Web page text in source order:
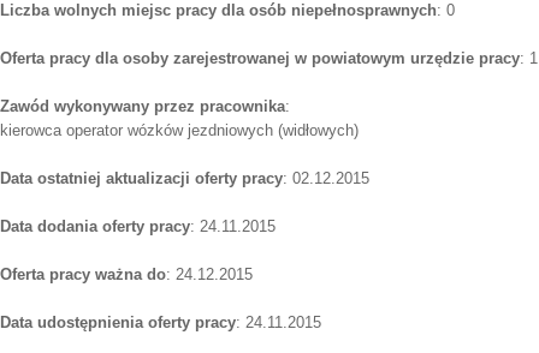
Liczba wolnych miejsc pracy dla osób niepełnosprawnych: 0
Oferta pracy dla osoby zarejestrowanej w powiatowym urzędzie pracy: 1
Zawód wykonywany przez pracownika:
kierowca operator wózków jezdniowych (widłowych)
Data ostatniej aktualizacji oferty pracy: 02.12.2015
Data dodania oferty pracy: 24.11.2015
Oferta pracy ważna do: 24.12.2015
Data udostępnienia oferty pracy: 24.11.2015